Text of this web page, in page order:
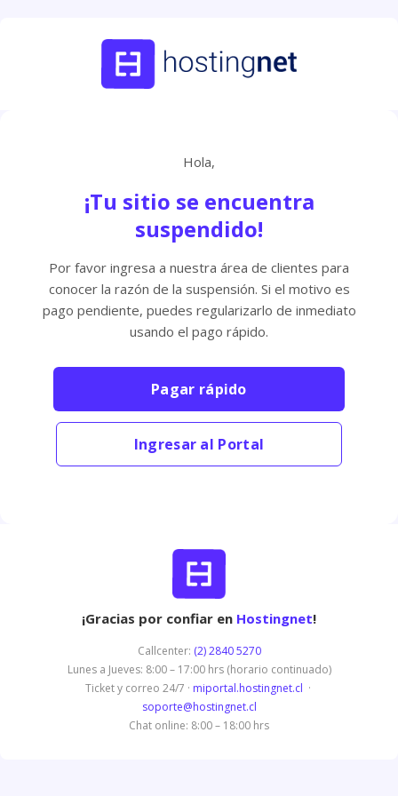
Hola,
¡Tu sitio se encuentra
suspendido!
Por favor ingresa a nuestra área de clientes para
conocer la razón de la suspensión. Si el motivo es
pago pendiente, puedes regularizarlo de inmediato
usando el pago rápido.
Pagar rápido
Ingresar al Portal
¡Gracias por confiar en Hostingnet!
Callcenter: (2) 2840 5270
Lunes a Jueves: 8:00 – 17:00 hrs (horario continuado)
Ticket y correo 24/7 · miportal.hostingnet.cl ·
soporte@hostingnet.cl
Chat online: 8:00 – 18:00 hrs